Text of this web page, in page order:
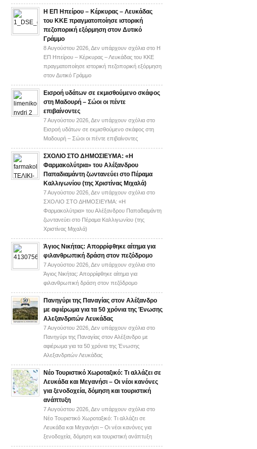
Η ΕΠ Ηπείρου – Κέρκυρας – Λευκάδας
του ΚΚΕ πραγματοποίησε ιστορική
πεζοπορική εξόρμηση στον Δυτικό
Γράμμο
8 Αυγούστου 2026, Δεν υπάρχουν σχόλια στο Η
ΕΠ Ηπείρου – Κέρκυρας – Λευκάδας του ΚΚΕ
πραγματοποίησε ιστορική πεζοπορική εξόρμηση
στον Δυτικό Γράμμο
Εισροή υδάτων σε εκμισθούμενο σκάφος
στη Μαδουρή – Σώοι οι πέντε
επιβαίνοντες
7 Αυγούστου 2026, Δεν υπάρχουν σχόλια στο
Εισροή υδάτων σε εκμισθούμενο σκάφος στη
Μαδουρή – Σώοι οι πέντε επιβαίνοντες
ΣΧΟΛΙΟ ΣΤΟ ΔΗΜΟΣΙΕΥΜΑ: «Η
Φαρμακολύτρια» του Αλέξανδρου
Παπαδιαμάντη ζωντανεύει στο Πέραμα
Καλλιγωνίου (της Χριστίνας Μιχαλά)
7 Αυγούστου 2026, Δεν υπάρχουν σχόλια στο
ΣΧΟΛΙΟ ΣΤΟ ΔΗΜΟΣΙΕΥΜΑ: «Η
Φαρμακολύτρια» του Αλέξανδρου Παπαδιαμάντη
ζωντανεύει στο Πέραμα Καλλιγωνίου (της
Χριστίνας Μιχαλά)
Άγιος Νικήτας: Απορρίφθηκε αίτημα για
φιλανθρωπική δράση στον πεζόδρομο
7 Αυγούστου 2026, Δεν υπάρχουν σχόλια στο
Άγιος Νικήτας: Απορρίφθηκε αίτημα για
φιλανθρωπική δράση στον πεζόδρομο
Πανηγύρι της Παναγίας στον Αλέξανδρο
με αφιέρωμα για τα 50 χρόνια της Ένωσης
Αλεξανδριτών Λευκάδας
7 Αυγούστου 2026, Δεν υπάρχουν σχόλια στο
Πανηγύρι της Παναγίας στον Αλέξανδρο με
αφιέρωμα για τα 50 χρόνια της Ένωσης
Αλεξανδριτών Λευκάδας
Νέο Τουριστικό Χωροταξικό: Τι αλλάζει σε
Λευκάδα και Μεγανήσι – Οι νέοι κανόνες
για ξενοδοχεία, δόμηση και τουριστική
ανάπτυξη
7 Αυγούστου 2026, Δεν υπάρχουν σχόλια στο
Νέο Τουριστικό Χωροταξικό: Τι αλλάζει σε
Λευκάδα και Μεγανήσι – Οι νέοι κανόνες για
ξενοδοχεία, δόμηση και τουριστική ανάπτυξη